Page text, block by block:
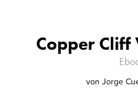
Copper
von Jorge